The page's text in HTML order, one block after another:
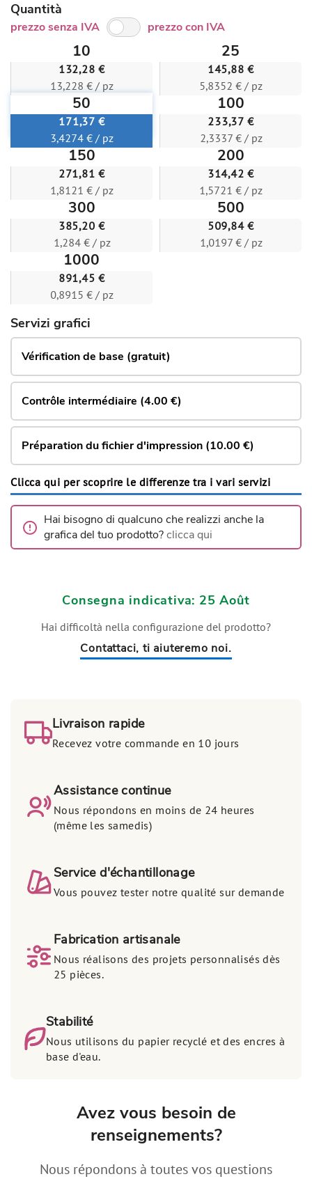
Quantità
prezzo senza IVA prezzo con IVA
10
132,28 €
13,228 € / pz
25
145,88 €
5,8352 € / pz
50
171,37 €
3,4274 € / pz
100
233,37 €
2,3337 € / pz
150
271,81 €
1,8121 € / pz
200
314,42 €
1,5721 € / pz
300
385,20 €
1,284 € / pz
500
509,84 €
1,0197 € / pz
1000
891,45 €
0,8915 € / pz
Servizi grafici
Vérification de base (gratuit)
Contrôle intermédiaire (4.00 €)
Préparation du fichier d'impression (10.00 €)
Clicca qui per scoprire le differenze tra i vari servizi
Hai bisogno di qualcuno che realizzi anche la
grafica del tuo prodotto?clicca qui
Consegna indicativa: 25 Août
Hai difficoltà nella configurazione del prodotto?
Contattaci, ti aiuteremo noi.
Livraison rapide
Recevez votre commande en 10 jours
Assistance continue
Nous répondons en moins de 24 heures
(même les samedis)
Service d'échantillonage
Vous pouvez tester notre qualité sur demande
Fabrication artisanale
Nous réalisons des projets personnalisés dès
25 pièces.
Stabilité
Nous utilisons du papier recyclé et des encres à
base d'eau.
Avez vous besoin de
renseignements?
Nous répondons à toutes vos questions